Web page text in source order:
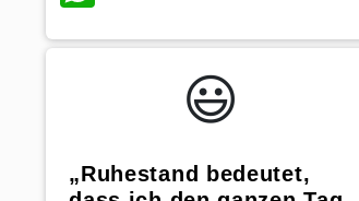
😃️
„Ruhestand bedeutet,